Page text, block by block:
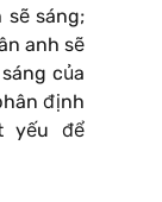
sẽ sáng;
anh sẽ
của
định
yếu để